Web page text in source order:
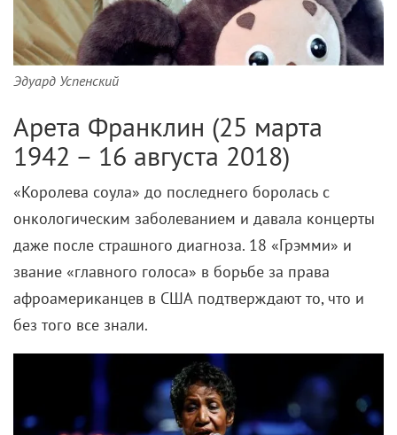
Эдуард Успенский
Арета Франклин (25 марта
1942 – 16 августа 2018)
«Королева соула» до последнего боролась с
онкологическим заболеванием и давала концерты
даже после страшного диагноза. 18 «Грэмми» и
звание «главного голоса» в борьбе за права
афроамериканцев в США подтверждают то, что и
без того все знали.